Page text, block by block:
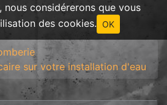
nous considérerons que vous
des cookies. OK
sur votre installation d'eau